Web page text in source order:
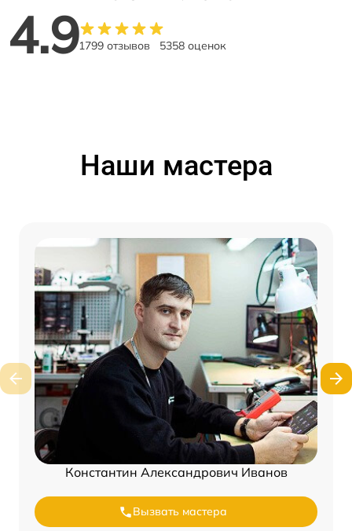
4.91799 отзывов 5358 оценок
Наши мастера
Константин Александрович Иванов
Вызвать мастера